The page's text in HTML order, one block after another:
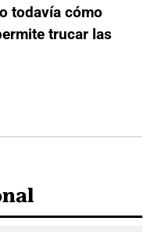
todavía cómo
trucar las